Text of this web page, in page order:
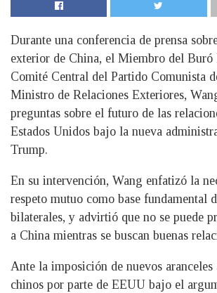
Durante una conferencia de prensa
exterior de China, el Miembro del
Comité Central del Partido Comunista
Ministro de Relaciones Exteriores,
preguntas sobre el futuro de las
Estados Unidos bajo la nueva
Trump.
En su intervención, Wang enfatizó la
respeto mutuo como base fundamental
bilaterales, y advirtió que no se puede
a China mientras se buscan buenas
Ante la imposición de nuevos aranceles
chinos por parte de EEUU bajo el